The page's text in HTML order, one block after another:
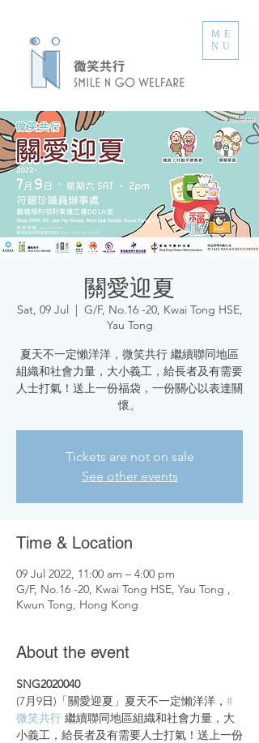
ME
NU
關愛迎夏
Sat, 09 Jul
  |
G/F, No.16 -20, Kwai Tong HSE,
Yau Tong
夏天不一定懶洋洋，微笑共行 繼續聯同地區
組織和社會力量，大小義工，給長者及有需要
人士打氣！送上一份福袋，一份關心以表達關
懷。
Tickets are not on sale
See other events
Time & Location
09 Jul 2022, 11:00 am – 4:00 pm
G/F, No.16 -20, Kwai Tong HSE, Yau Tong ,
Kwun Tong, Hong Kong
About the event
SNG2020040
(7月9日)「關愛迎夏」夏天不一定懶洋洋， #
微笑共行 繼續聯同地區組織和社會力量，大
小義工，給長者及有需要人士打氣！送上一份